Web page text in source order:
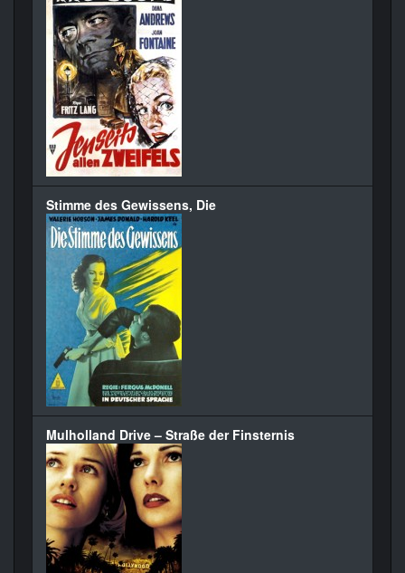
Stimme des Gewissens, Die
Mulholland Drive – Straße der Finsternis